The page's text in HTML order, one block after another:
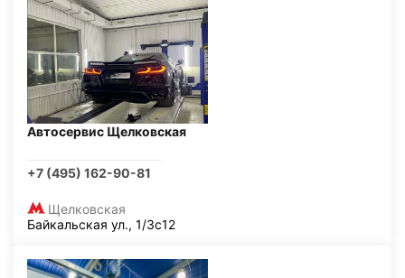
Автосервис Щелковская
+7 (495) 162-90-81
Щелковская
Байкальская ул., 1/3с12